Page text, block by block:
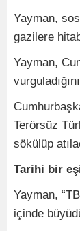
Yayman,
gazilere
Yayman,
Terörsüz
sökülüp
Tarihi bir
Yayman,
içinde